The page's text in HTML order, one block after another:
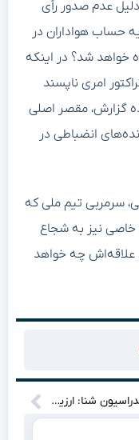
دلیل عدم صدور رأی
حساب هواداران در
خواهد شد؟ در اینکه
امری ناپسند
گزارش، مقصر اصلی
انضباطی در
سرمربی تیم ملی که
خاصی نیز به شجاع
علاقه‌اش چه خواهد
تصمیم فدراسیون شنا: ارزیابی عملکرد قهرمانی آسیا و احتمال جذب مربی خارجی